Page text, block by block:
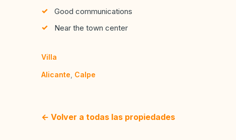
Good communications
Near the town center
Villa
Alicante Calpe
← Volver a todas las propiedades